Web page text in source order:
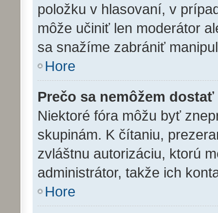
položku v hlasovaní, v
môže učiniť len moderátor
sa snažíme zabrániť
Hore
Prečo sa nemôžem
Niektoré fóra môžu byť
skupinám. K čítaniu,
zvláštnu autorizáciu, ktorú
administrátor, takže ich
Hore